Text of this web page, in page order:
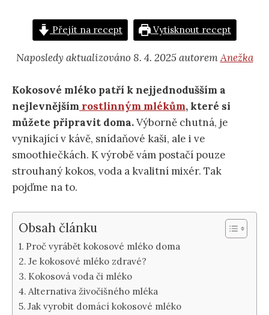
Přejít na recept Vytisknout recept
Naposledy aktualizováno 8. 4. 2025 autoremAnežka
Kokosové mléko patří k nejjednodušším a
nejlevnějším rostlinným mlékům, které si
můžete připravit doma.Výborně chutná, je
vynikající v kávě, snídaňové kaši, ale i ve
smoothiečkách. K výrobě vám postačí pouze
strouhaný kokos, voda a kvalitní mixér. Tak
pojďme na to.
Obsah článku
Proč vyrábět kokosové mléko doma
Je kokosové mléko zdravé?
Kokosová voda či mléko
Alternativa živočišného mléka
Jak vyrobit domácí kokosové mléko